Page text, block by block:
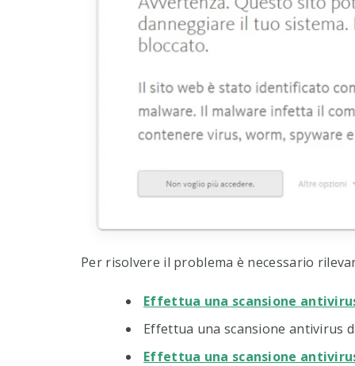
Per risolvere il problema è necessario
Effettua una scansione
Effettua una scansione antivirus
Effettua una scansione